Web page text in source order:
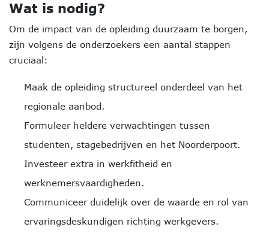
Wat is nodig?
Om de impact van de opleiding duurzaam te borgen,
zijn volgens de onderzoekers een aantal stappen
cruciaal:
Maak de opleiding structureel onderdeel van het
regionale aanbod.
Formuleer heldere verwachtingen tussen
studenten, stagebedrijven en het Noorderpoort.
Investeer extra in werkfitheid en
werknemersvaardigheden.
Communiceer duidelijk over de waarde en rol van
ervaringsdeskundigen richting werkgevers.